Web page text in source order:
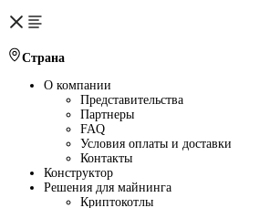
Страна
О компании
Представительства
Партнеры
FAQ
Условия оплаты и доставки
Контакты
Конструктор
Решения для майнинга
Криптокотлы